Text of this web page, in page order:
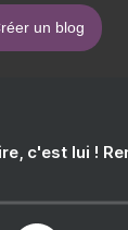
un blog
c'est lui !